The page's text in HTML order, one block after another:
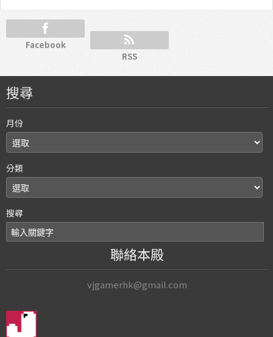
Facebook
RSS
搜尋
月份
分類
搜尋
聯絡本殿
vjgamerhk@gmail.com